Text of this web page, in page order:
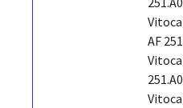
AF